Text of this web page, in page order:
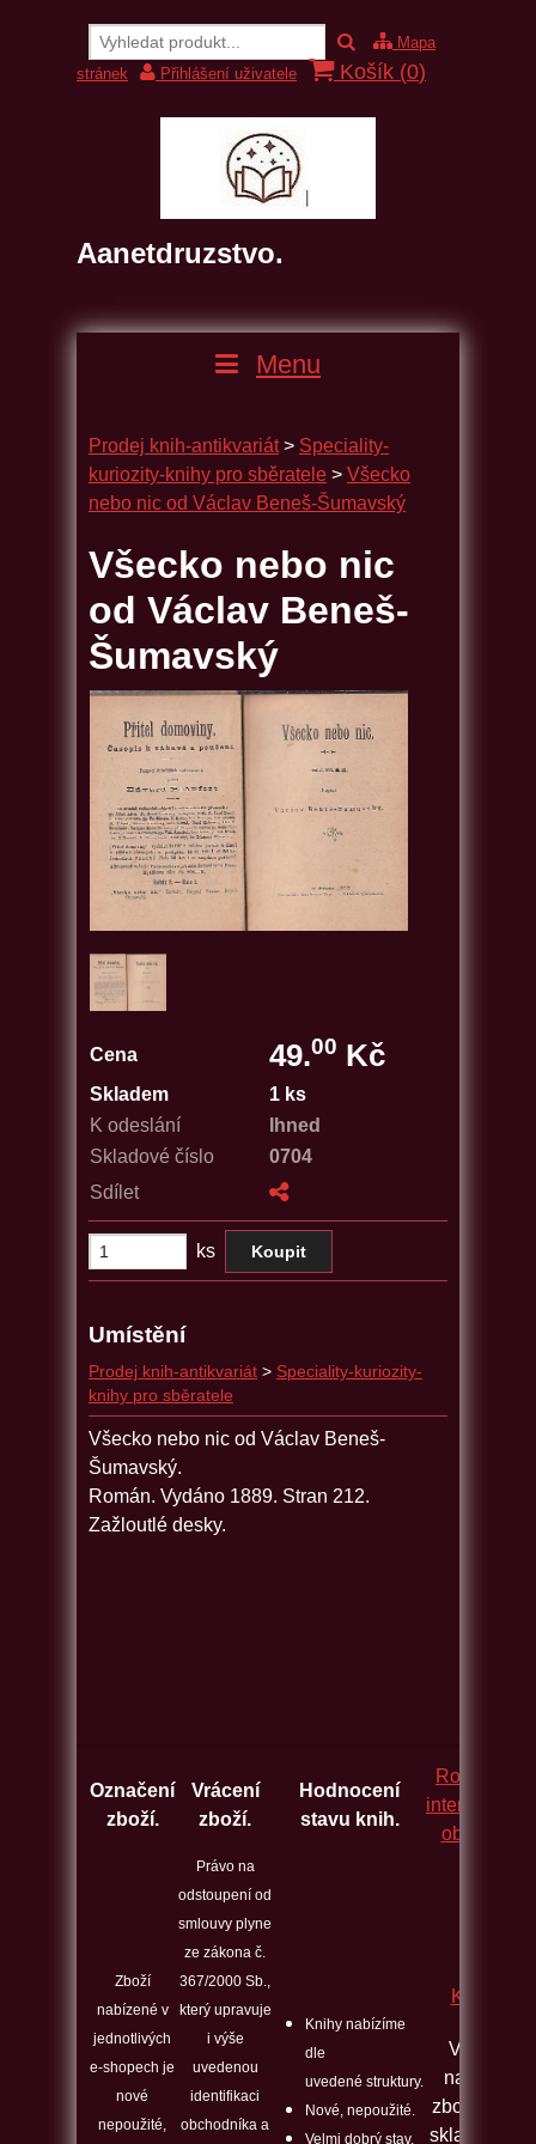
Mapa
stránek
Přihlášení uživatele Košík (0)
Aanetdruzstvo.
Menu
Prodej knih-antikvariát > Speciality-
kuriozity-knihy pro sběratele > Všecko
nebo nic od Václav Beneš-Šumavský
Všecko nebo nic
od Václav Beneš-
Šumavský
Cena 49.00 Kč
Skladem
1 ks
K odeslání
Ihned
Skladové číslo
0704
Sdílet
ks
Umístění
Prodej knih-antikvariát > Speciality-kuriozity-
knihy pro sběratele
Všecko nebo nic od Václav Beneš-
Šumavský.
Román. Vydáno 1889. Stran 212.
Zažloutlé desky.
Označení
zboží.
Vrácení
zboží.
Hodnocení
stavu knih.
Rozcestník
obchodů.
Zboží
nabízené v
jednotlivých
e-shopech je
nové
nepoužité,
Právo na
odstoupení od
smlouvy plyne
ze zákona č.
367/2000 Sb.,
který upravuje
i výše
uvedenou
identifikaci
obchodníka a
Knihy nabízíme
dle
uvedené struktury.
Nové, nepoužité.
Velmi dobrý stav.
Kontakt
Veškeré
nabízené
zboží máme
skladem a je